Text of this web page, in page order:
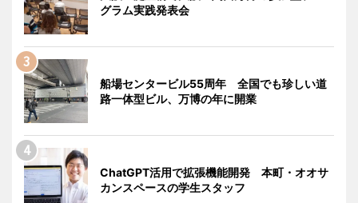
グラム実践発表会
船場センタービル55周年 全国でも珍しい道
路一体型ビル、万博の年に開業
ChatGPT活用で拡張機能開発 本町・オオサ
カンスペースの学生スタッフ